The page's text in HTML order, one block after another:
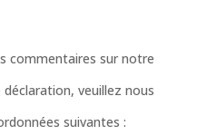
commentaires sur notre
veuillez nous
suivantes :